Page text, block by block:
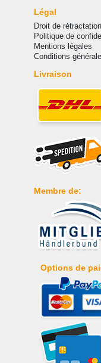
Légal
Droit de
Politique de
Mentions légales
Conditions
Livraison
Membre de:
Options de